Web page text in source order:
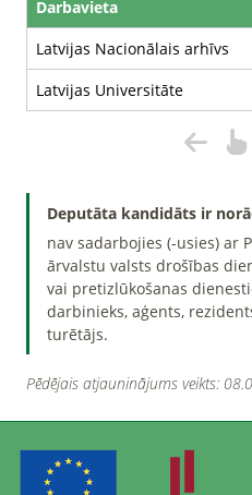
Darbavieta
Latvijas Nacionālais arhīvs
Latvijas Universitāte
Deputāta kandidāts ir
nav sadarbojies (-usies) ar
ārvalstu valsts drošības
vai pretizlūkošanas
darbinieks, aģents,
turētājs.
Pēdējais atjauninājums veikts: